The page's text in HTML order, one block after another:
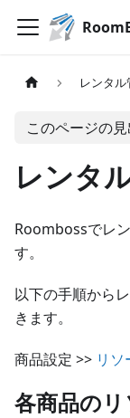
レンタ
このページの
レンタ
Roombossでレ
す。
以下の手順から
きます。
商品設定 >> リソ
各商品の